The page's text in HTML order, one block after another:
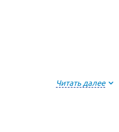
Читать далее